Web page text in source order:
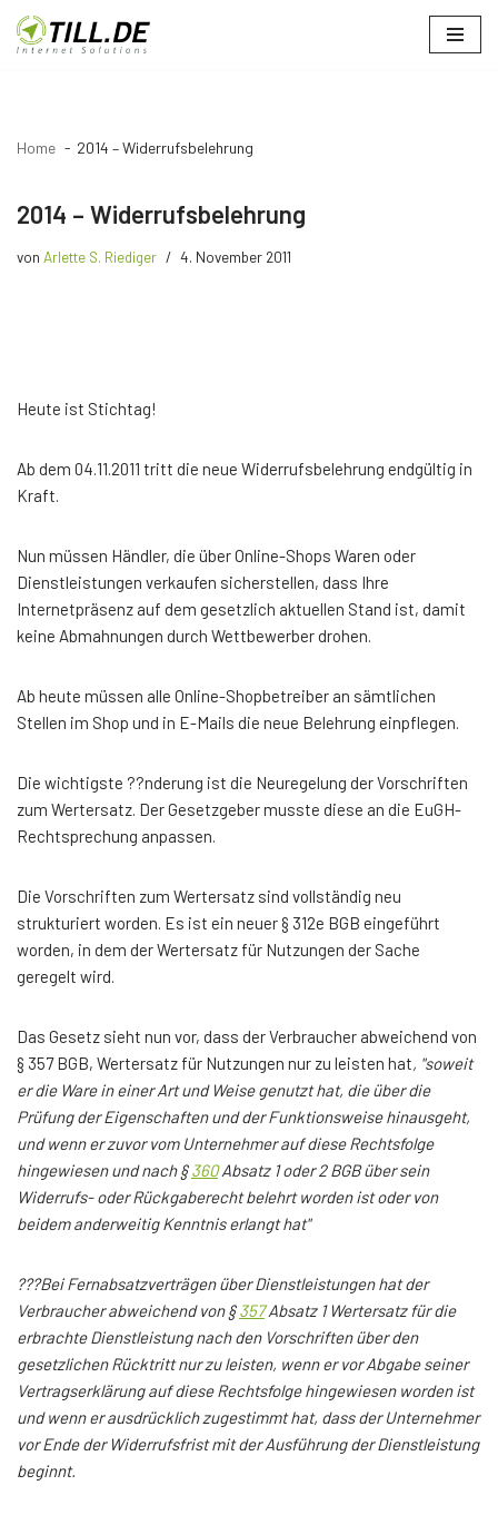
Zum
Home 2014 – Widerrufsbelehrung
2014 – Widerrufsbelehrung
von Arlette S. Riediger 4. November 2011
Heute ist Stichtag!
Ab dem 04.11.2011 tritt die neue Widerrufsbelehrung endgültig in
Kraft.
Nun müssen Händler, die über Online-Shops Waren oder
Dienstleistungen verkaufen sicherstellen, dass Ihre
Internetpräsenz auf dem gesetzlich aktuellen Stand ist, damit
keine Abmahnungen durch Wettbewerber drohen.
Ab heute müssen alle Online-Shopbetreiber an sämtlichen
Stellen im Shop und in E-Mails die neue Belehrung einpflegen.
Die wichtigste ??nderung ist die Neuregelung der Vorschriften
zum Wertersatz. Der Gesetzgeber musste diese an die EuGH-
Rechtsprechung anpassen.
Die Vorschriften zum Wertersatz sind vollständig neu
strukturiert worden. Es ist ein neuer § 312e BGB eingeführt
worden, in dem der Wertersatz für Nutzungen der Sache
geregelt wird.
Das Gesetz sieht nun vor, dass der Verbraucher abweichend von
§ 357 BGB, Wertersatz für Nutzungen nur zu leisten hat, "soweit
er die Ware in einer Art und Weise genutzt hat, die über die
Prüfung der Eigenschaften und der Funktionsweise hinausgeht,
und wenn er zuvor vom Unternehmer auf diese Rechtsfolge
hingewiesen und nach §360Absatz 1 oder 2 BGB über sein
Widerrufs- oder Rückgaberecht belehrt worden ist oder von
beidem anderweitig Kenntnis erlangt hat"
???Bei Fernabsatzverträgen über Dienstleistungen hat der
Verbraucher abweichend von §357Absatz 1 Wertersatz für die
erbrachte Dienstleistung nach den Vorschriften über den
gesetzlichen Rücktritt nur zu leisten, wenn er vor Abgabe seiner
Vertragserklärung auf diese Rechtsfolge hingewiesen worden ist
und wenn er ausdrücklich zugestimmt hat, dass der Unternehmer
vor Ende der Widerrufsfrist mit der Ausführung der Dienstleistung
beginnt.